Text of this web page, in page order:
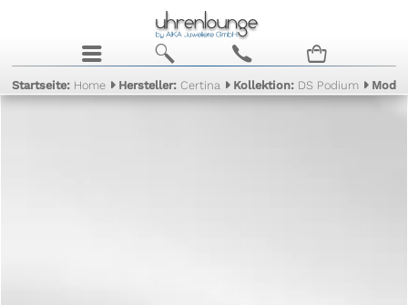
j b c n
Startseite: Home Hersteller:Certina Kollektion: DS Podium